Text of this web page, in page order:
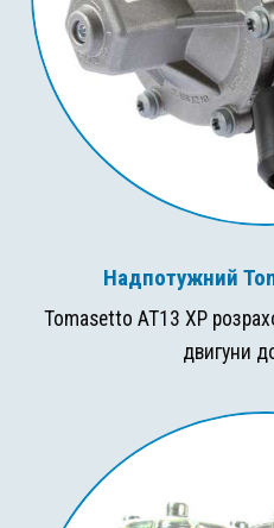
Надпотужний
Tomasetto AT13 XP
двигуни